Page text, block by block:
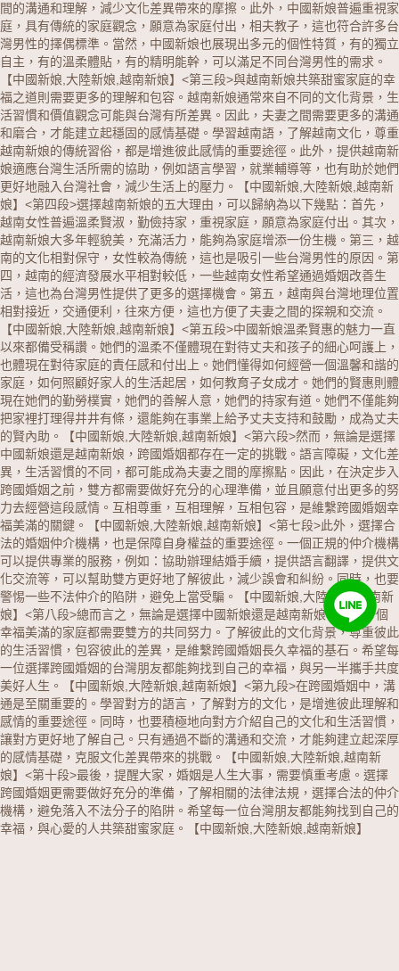
間的溝通和理解，減少文化差異帶來的摩擦。此外，中國新娘普遍重視家
庭，具有傳統的家庭觀念，願意為家庭付出，相夫教子，這也符合許多台
灣男性的擇偶標準。當然，中國新娘也展現出多元的個性特質，有的獨立
自主，有的溫柔體貼，有的精明能幹，可以滿足不同台灣男性的需求。
【中國新娘,大陸新娘,越南新娘】 <第三段>與越南新娘共築甜蜜家庭的幸
福之道則需要更多的理解和包容。越南新娘通常來自不同的文化背景，生
活習慣和價值觀念可能與台灣有所差異。因此，夫妻之間需要更多的溝通
和磨合，才能建立起穩固的感情基礎。學習越南語，了解越南文化，尊重
越南新娘的傳統習俗，都是增進彼此感情的重要途徑。此外，提供越南新
娘適應台灣生活所需的協助，例如語言學習，就業輔導等，也有助於她們
更好地融入台灣社會，減少生活上的壓力。【中國新娘,大陸新娘,越南新
娘】 <第四段>選擇越南新娘的五大理由，可以歸納為以下幾點：首先，
越南女性普遍溫柔賢淑，勤儉持家，重視家庭，願意為家庭付出。其次，
越南新娘大多年輕貌美，充滿活力，能夠為家庭增添一份生機。第三，越
南的文化相對保守，女性較為傳統，這也是吸引一些台灣男性的原因。第
四，越南的經濟發展水平相對較低，一些越南女性希望通過婚姻改善生
活，這也為台灣男性提供了更多的選擇機會。第五，越南與台灣地理位置
相對接近，交通便利，往來方便，這也方便了夫妻之間的探親和交流。
【中國新娘,大陸新娘,越南新娘】 <第五段>中國新娘溫柔賢惠的魅力一直
以來都備受稱讚。她們的溫柔不僅體現在對待丈夫和孩子的細心呵護上，
也體現在對待家庭的責任感和付出上。她們懂得如何經營一個溫馨和諧的
家庭，如何照顧好家人的生活起居，如何教育子女成才。她們的賢惠則體
現在她們的勤勞樸實，她們的善解人意，她們的持家有道。她們不僅能夠
把家裡打理得井井有條，還能夠在事業上給予丈夫支持和鼓勵，成為丈夫
的賢內助。【中國新娘,大陸新娘,越南新娘】 <第六段>然而，無論是選擇
中國新娘還是越南新娘，跨國婚姻都存在一定的挑戰。語言障礙，文化差
異，生活習慣的不同，都可能成為夫妻之間的摩擦點。因此，在決定步入
跨國婚姻之前，雙方都需要做好充分的心理準備，並且願意付出更多的努
力去經營這段感情。互相尊重，互相理解，互相包容，是維繫跨國婚姻幸
福美滿的關鍵。【中國新娘,大陸新娘,越南新娘】 <第七段>此外，選擇合
法的婚姻仲介機構，也是保障自身權益的重要途徑。一個正規的仲介機構
可以提供專業的服務，例如：協助辦理結婚手續，提供語言翻譯，提供文
化交流等，可以幫助雙方更好地了解彼此，減少誤會和糾紛。同時，也要
警惕一些不法仲介的陷阱，避免上當受騙。【中國新娘,大陸新娘,越南新
娘】 <第八段>總而言之，無論是選擇中國新娘還是越南新娘，建立一個
幸福美滿的家庭都需要雙方的共同努力。了解彼此的文化背景，尊重彼此
的生活習慣，包容彼此的差異，是維繫跨國婚姻長久幸福的基石。希望每
一位選擇跨國婚姻的台灣朋友都能夠找到自己的幸福，與另一半攜手共度
美好人生。【中國新娘,大陸新娘,越南新娘】 <第九段>在跨國婚姻中，溝
通是至關重要的。學習對方的語言，了解對方的文化，是增進彼此理解和
感情的重要途徑。同時，也要積極地向對方介紹自己的文化和生活習慣，
讓對方更好地了解自己。只有通過不斷的溝通和交流，才能夠建立起深厚
的感情基礎，克服文化差異帶來的挑戰。【中國新娘,大陸新娘,越南新
娘】 <第十段>最後，提醒大家，婚姻是人生大事，需要慎重考慮。選擇
跨國婚姻更需要做好充分的準備，了解相關的法律法規，選擇合法的仲介
機構，避免落入不法分子的陷阱。希望每一位台灣朋友都能夠找到自己的
幸福，與心愛的人共築甜蜜家庭。【中國新娘,大陸新娘,越南新娘】